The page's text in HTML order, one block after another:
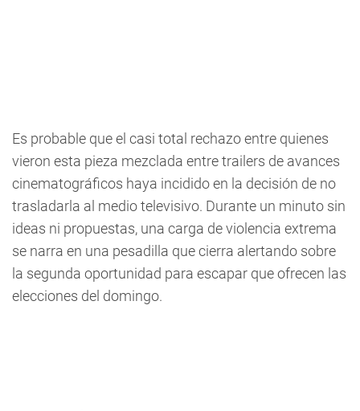
Es probable que el casi total rechazo entre quienes
vieron esta pieza mezclada entre trailers de avances
cinematográficos haya incidido en la decisión de no
trasladarla al medio televisivo. Durante un minuto sin
ideas ni propuestas, una carga de violencia extrema
se narra en una pesadilla que cierra alertando sobre
la segunda oportunidad para escapar que ofrecen las
elecciones del domingo.